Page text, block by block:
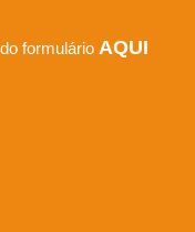
formulário AQUI